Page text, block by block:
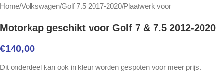
Home/Volkswagen/Golf 7.5 2017-2020/Plaatwerk voor
Motorkap geschikt voor Golf 7 & 7.5 2012-2020
€140,00
Dit onderdeel kan ook in kleur worden gespoten voor meer prijs.